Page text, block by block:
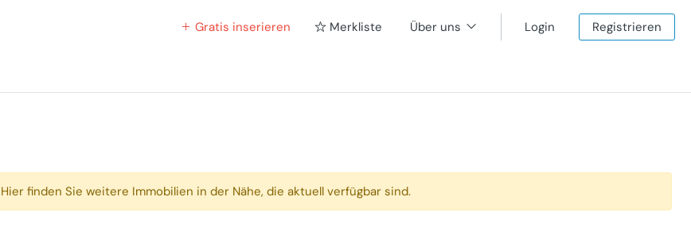
Gratis inserieren Merkliste Über uns Login Registrieren
Hier finden Sie weitere Immobilien in der Nähe, die aktuell verfügbar sind.